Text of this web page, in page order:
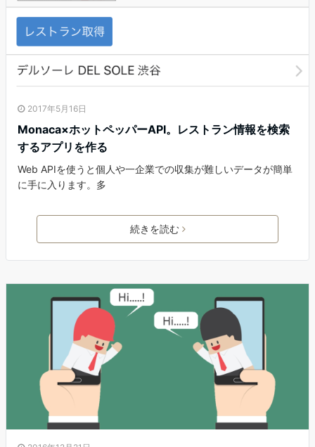
2017年5月16日
Monaca×ホットペッパーAPI。レストラン情報を検索
するアプリを作る
Web APIを使うと個人や一企業での収集が難しいデータが簡単
に手に入ります。多
続きを読む